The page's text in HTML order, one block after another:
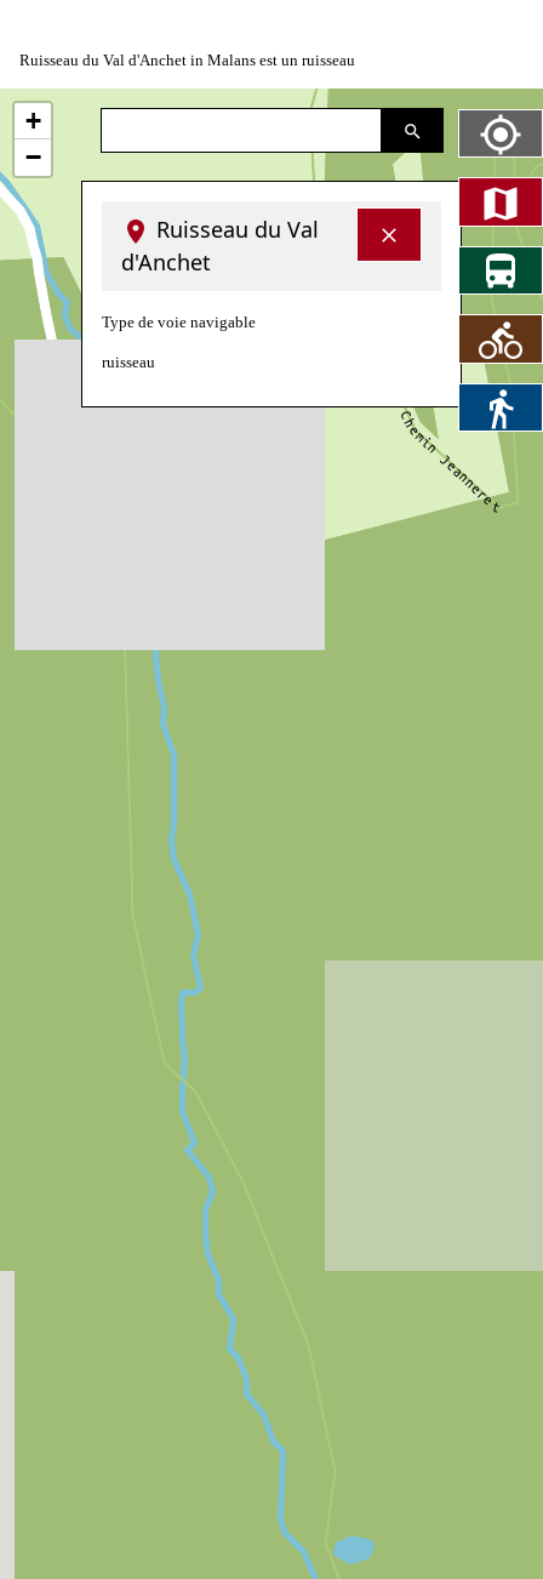
Ruisseau du Val d'Anchet in Malans est un ruisseau
Ruisseau du Val
d'Anchet
Type de voie navigable
ruisseau
+
−